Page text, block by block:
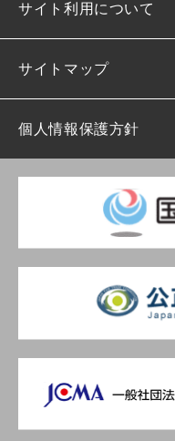
サイト利用について
サイトマップ
個人情報保護方針